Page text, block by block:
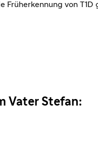
Früherkennung von T1D
Vater Stefan: